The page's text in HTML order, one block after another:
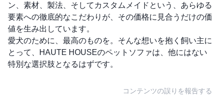
ン、素材、製法、そしてカスタムメイドという、あらゆる
要素への徹底的なこだわりが、その価格に見合うだけの価
値を生み出しています。
愛犬のために、最高のものを。そんな想いを抱く飼い主に
とって、HAUTE HOUSEのペットソファは、他にはない
特別な選択肢となるはずです。
コンテンツの誤りを報告する